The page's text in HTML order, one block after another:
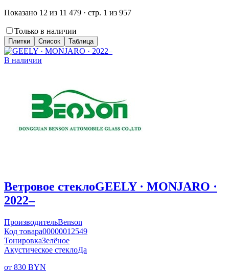
Показано 12 из 11 479 · стр. 1 из 957
Только в наличии
Плитки Список Таблица
В наличии
Ветровое стеклоGEELY · MONJARO ·
2022–
ПроизводительBenson
Код товара00000012549
ТонировкаЗелёное
Акустическое стеклоДа
от 830 BYN